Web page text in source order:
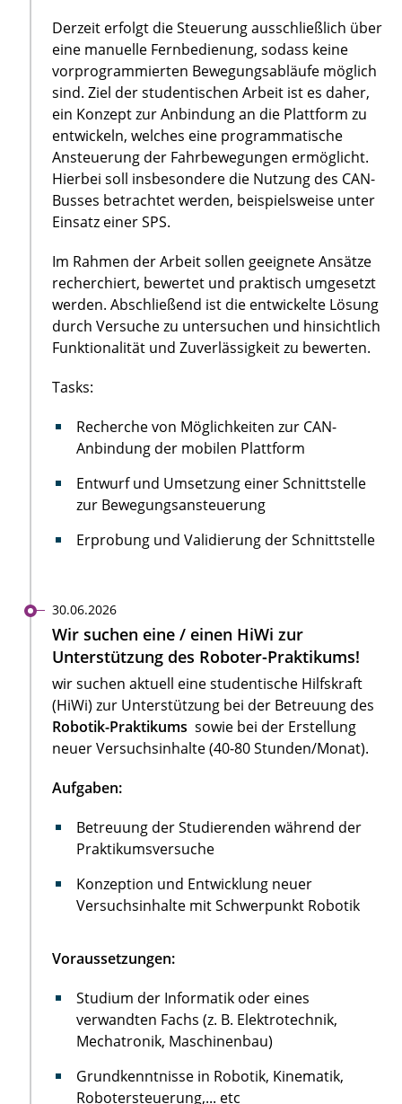
Derzeit erfolgt die Steuerung ausschließlich über
eine manuelle Fernbedienung, sodass keine
vorprogrammierten Bewegungsabläufe möglich
sind. Ziel der studentischen Arbeit ist es daher,
ein Konzept zur Anbindung an die Plattform zu
entwickeln, welches eine programmatische
Ansteuerung der Fahrbewegungen ermöglicht.
Hierbei soll insbesondere die Nutzung des CAN-
Busses betrachtet werden, beispielsweise unter
Einsatz einer SPS.
Im Rahmen der Arbeit sollen geeignete Ansätze
recherchiert, bewertet und praktisch umgesetzt
werden. Abschließend ist die entwickelte Lösung
durch Versuche zu untersuchen und hinsichtlich
Funktionalität und Zuverlässigkeit zu bewerten.
Tasks:
Recherche von Möglichkeiten zur CAN-
Anbindung der mobilen Plattform
Entwurf und Umsetzung einer Schnittstelle
zur Bewegungsansteuerung
Erprobung und Validierung der Schnittstelle
30.06.2026
Wir suchen eine / einen HiWi zur
Unterstützung des Roboter-Praktikums!
wir suchen aktuell eine studentische Hilfskraft
(HiWi) zur Unterstützung bei der Betreuung des
Robotik-Praktikums sowie bei der Erstellung
neuer Versuchsinhalte (40-80 Stunden/Monat).
Aufgaben:
Betreuung der Studierenden während der
Praktikumsversuche
Konzeption und Entwicklung neuer
Versuchsinhalte mit Schwerpunkt Robotik
Voraussetzungen:
Studium der Informatik oder eines
verwandten Fachs (z. B. Elektrotechnik,
Mechatronik, Maschinenbau)
Grundkenntnisse in Robotik, Kinematik,
Robotersteuerung,... etc